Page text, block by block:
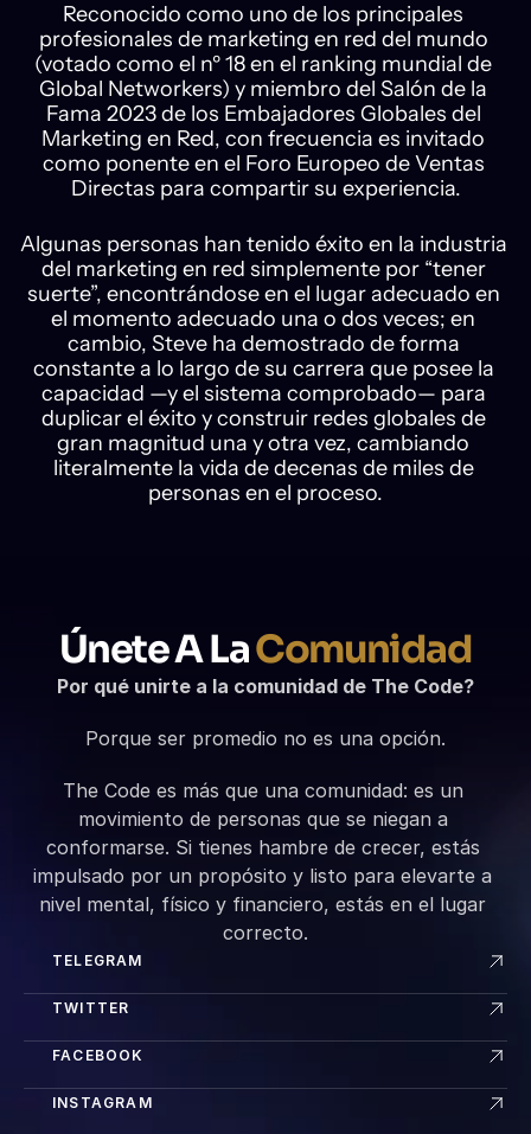
Reconocido como uno de los principales
profesionales de marketing en red del mundo
(votado como el nº 18 en el ranking mundial de
Global Networkers) y miembro del Salón de la
Fama 2023 de los Embajadores Globales del
Marketing en Red, con frecuencia es invitado
como ponente en el Foro Europeo de Ventas
Directas para compartir su experiencia.
Algunas personas han tenido éxito en la industria
del marketing en red simplemente por “tener
suerte”, encontrándose en el lugar adecuado en
el momento adecuado una o dos veces; en
cambio, Steve ha demostrado de forma
constante a lo largo de su carrera que posee la
capacidad —y el sistema comprobado— para
duplicar el éxito y construir redes globales de
gran magnitud una y otra vez, cambiando
literalmente la vida de decenas de miles de
personas en el proceso.
Únete A La Comunidad
Por qué unirte a la comunidad de The Code?
Porque ser promedio no es una opción.
The Code es más que una comunidad: es un
movimiento de personas que se niegan a
conformarse. Si tienes hambre de crecer, estás
impulsado por un propósito y listo para elevarte a
nivel mental, físico y financiero, estás en el lugar
correcto.
TELEGRAM
TWITTER
FACEBOOK
INSTAGRAM